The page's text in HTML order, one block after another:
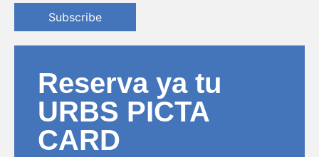
Subscribe
Reserva ya tu
URBS PICTA
CARD